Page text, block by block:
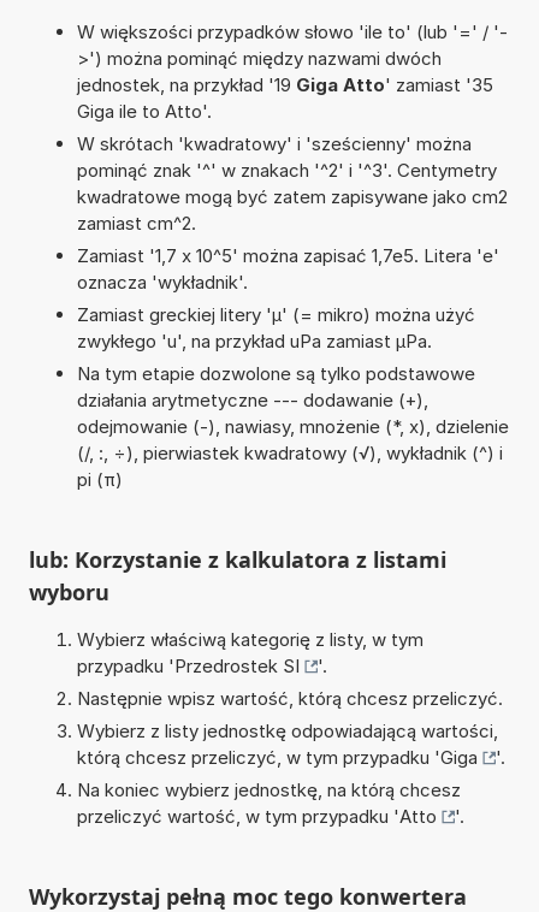
W większości przypadków słowo 'ile to' (lub '=' / '-
>') można pominąć między nazwami dwóch
jednostek, na przykład '19 Giga Atto' zamiast '35
Giga ile to Atto'.
W skrótach 'kwadratowy' i 'sześcienny' można
pominąć znak '^' w znakach '^2' i '^3'. Centymetry
kwadratowe mogą być zatem zapisywane jako cm2
zamiast cm^2.
Zamiast '1,7 x 10^5' można zapisać 1,7e5. Litera 'e'
oznacza 'wykładnik'.
Zamiast greckiej litery 'µ' (= mikro) można użyć
zwykłego 'u', na przykład uPa zamiast µPa.
Na tym etapie dozwolone są tylko podstawowe
działania arytmetyczne --- dodawanie (+),
odejmowanie (-), nawiasy, mnożenie (*, x), dzielenie
(/, :, ÷), pierwiastek kwadratowy (√), wykładnik (^) i
pi (π)
lub: Korzystanie z kalkulatora z listami
wyboru
Wybierz właściwą kategorię z listy, w tym
przypadku 'Przedrostek SI
'.
Następnie wpisz wartość, którą chcesz przeliczyć.
Wybierz z listy jednostkę odpowiadającą wartości,
którą chcesz przeliczyć, w tym przypadku 'Giga
'.
Na koniec wybierz jednostkę, na którą chcesz
przeliczyć wartość, w tym przypadku 'Atto '.
Wykorzystaj pełną moc tego konwertera